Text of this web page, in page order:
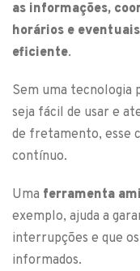
as informações,
horários e
eficiente.
Sem uma tecnologia
seja fácil de usar e
de fretamento, esse
contínuo.
Uma ferramenta
exemplo, ajuda a
interrupções e que
informados.